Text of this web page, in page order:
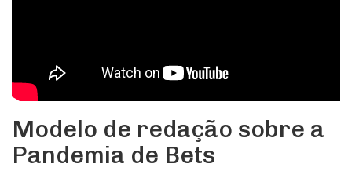
Modelo de redação sobre a
Pandemia de Bets